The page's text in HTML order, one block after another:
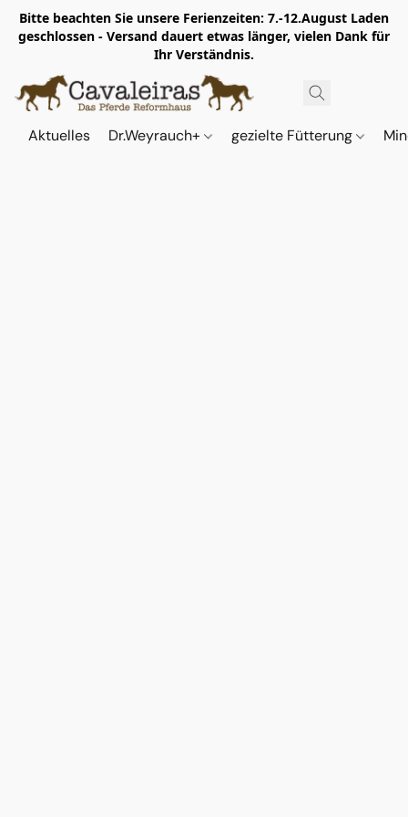
Bitte beachten Sie unsere Ferienzeiten: 7.-12.August Laden
geschlossen - Versand dauert etwas länger, vielen Dank für
Ihr Verständnis.
Aktuelles Dr.Weyrauch+ gezielte Fütterung